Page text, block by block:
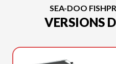
SEA-DOO
VERSIONS